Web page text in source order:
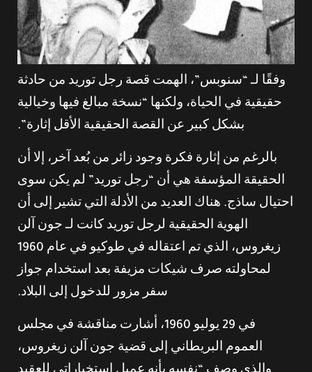
وفقًا لـ “سنوبس”، الهمت قصة رجل توريد من حادثة
حقيقية في الحياة، ولكنها “نسخة مبالغ فيها وخيالية
بشكل كبير عن القصة الحقيقية الأقل إثارة”.
بالرغم من إثارة فكرة وجود زائر من بُعد آخر، إلا أن
الحقيقة المؤسفة هي أن “رجل توريد” لم يكن سوى
احتيال ساذج. هناك العديد من الأدلة التي تشير إلى أن
الهوية الحقيقية لرجل توريد كانت لـ جون آلن
زيغروس، الذي تم اعتقاله في طوكيو في عام 1960
لمحاولته صرف شيكات مزيفة بعد استخدام جواز
سفر مزور للدخول إلى البلاد.
في 29 يوليو 1960، أشارت مناقشة في مجلس
العموم البريطاني إلى قضية جون آلن زيغروس،